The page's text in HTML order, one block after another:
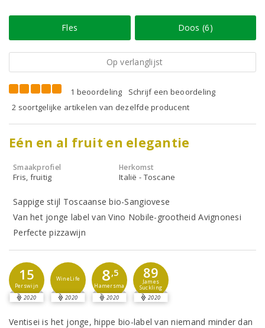
Fles Doos (6)
Op verlanglijst
1 beoordeling
Schrijf een beoordeling
2 soortgelijke artikelen van dezelfde producent
Eén en al fruit en elegantie
Smaakprofiel
Fris, fruitig
Herkomst
Italië - Toscane
Sappige stijl Toscaanse bio-Sangiovese
Van het jonge label van Vino Nobile-grootheid Avignonesi
Perfecte pizzawijn
15
Perswijn
2020
WineLife
2020
8,5
Hamersma
2020
89
James
Suckling
2020
Ventisei is het jonge, hippe bio-label van niemand minder dan